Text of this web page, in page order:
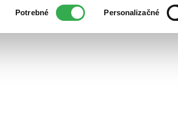
súhlasu
Potrebné Personalizačné